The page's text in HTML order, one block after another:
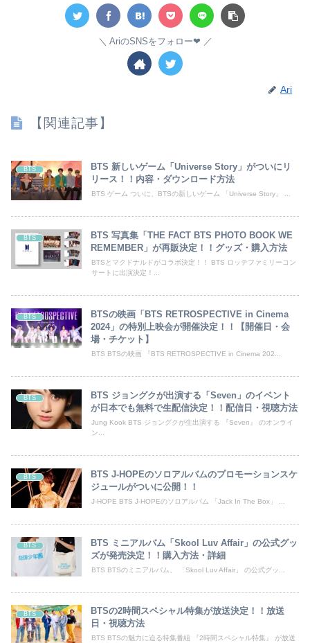
AriのSNSをフォロー❤︎
Ari
【関連記事】
BTS
BTS 新しいゲーム「Universe Story」がついにリ
リース！！内容・ダウンロード方法
BTS ゲーム ついに、BTSの新しいゲーム 「Universe Story」 ...
BTS
BTS 写真集「THE FACT BTS PHOTO BOOK WE
REMEMBER」が再販決定！！グッズ・購入方法
BTSとマクドナルドがコラボ決定！！ BTS ロッテファミリーコン
サートに出演決定！...
BTS
BTSの映画「BTS RETROSPECTIVE in Cinema
2024」の特別上映会が開催決定！！【開催日・会
場・チケット】
BTS BTSの映画 『BTS RETROSPECTIVE in Cinema 202...
BTS
BTS ジョングクが出演する「Seven」のイベント
が日本でも無料で生配信決定！！配信日・視聴方法
Jung Kook BTS ジョングクが生出演する 『Seven』 のオンライ
ン...
BTS
BTS J-HOPEのソロアルバムのプロモーションスケ
ジュールがついに公開！！
J-HOPE BTS J-HOPEのソロアルバム 「Jack In The Box」 ...
BTS
BTS ミニアルバム「Skool Luv Affair」の公式グッ
ズが発売決定！！購入方法・詳細
BTS BTSのミニアルバム、 「Skool Luv Affair」 の公式グッ...
BTS
BTSの2時間スペシャル特集が放送決定！！放送
日・視聴方法
BTS BTSの魅力に迫る特集番組 『2時間スペシャル特集』 が放送